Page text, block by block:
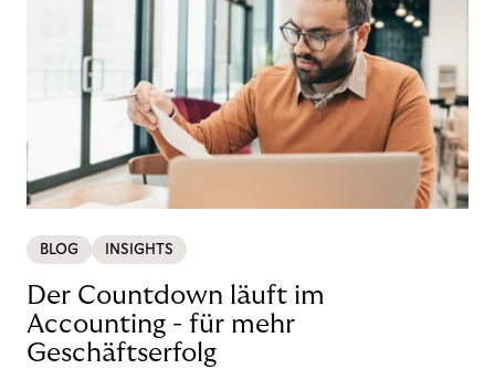
BLOG INSIGHTS
Der Countdown läuft im
Accounting - für mehr
Geschäftserfolg